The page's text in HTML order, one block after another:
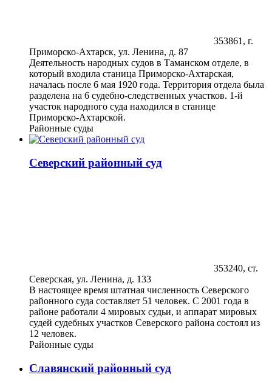
353861, г.
Приморско-Ахтарск, ул. Ленина, д. 87
Деятельность народных судов в Таманском отделе, в
который входила станица Приморско-Ахтарская,
началась после 6 мая 1920 года. Территория отдела была
разделена на 6 судебно-следственных участков. 1-й
участок народного суда находился в станице
Приморско-Ахтарской.
Районные суды
Северский районный суд
353240, ст.
Северская, ул. Ленина, д. 133
В настоящее время штатная численность Северского
районного суда составляет 51 человек. С 2001 года в
районе работали 4 мировых судьи, и аппарат мировых
судей судебных участков Северского района состоял из
12 человек.
Районные суды
Славянский районный суд